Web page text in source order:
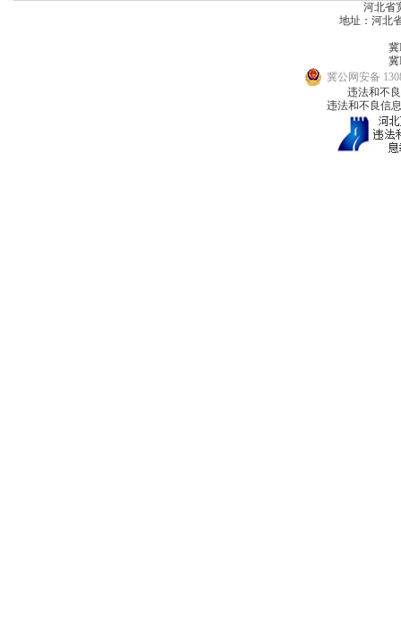
河北省
地址：河北
冀
冀
冀公网安备
违法和不
违法和不良信